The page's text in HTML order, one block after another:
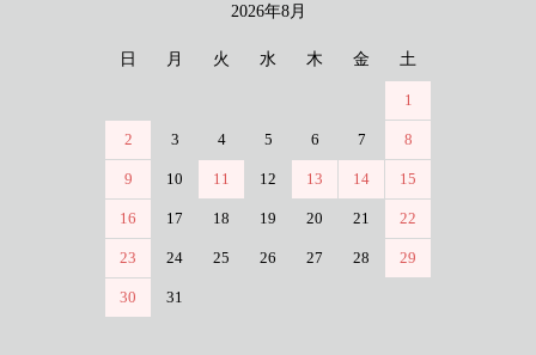
2026年8月
日 月 火 水 木 金 土
1
2 3 4 5 6 7 8
9 10 11 12 13 14 15
16 17 18 19 20 21 22
23 24 25 26 27 28 29
30 31